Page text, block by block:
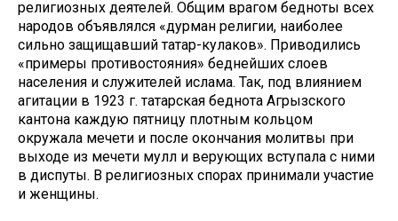
религиозных деятелей. Общим врагом бедноты всех
народов объявлялся «дурман религии, наиболее
сильно защищавший татар-кулаков». Приводились
«примеры противостояния» беднейших слоев
населения и служителей ислама. Так, под влиянием
агитации в 1923 г. татарская беднота Агрызского
кантона каждую пятницу плотным кольцом
окружала мечети и после окончания молитвы при
выходе из мечети мулл и верующих вступала с ними
в диспуты. В религиозных спорах принимали участие
и женщины.